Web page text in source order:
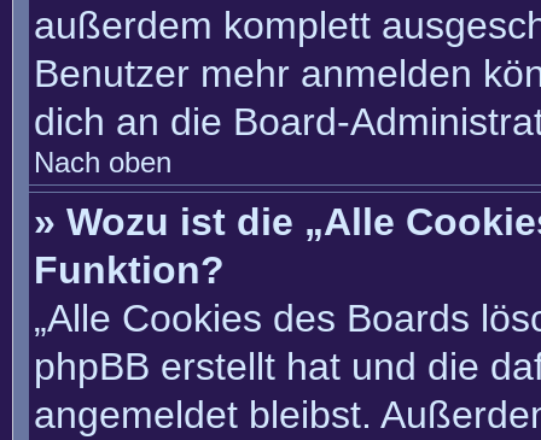
außerdem komplett
Benutzer mehr anmelden
dich an die Board-
Nach oben
» Wozu ist die „Alle
Funktion?
„Alle Cookies des Boards
phpBB erstellt hat und die
angemeldet bleibst.